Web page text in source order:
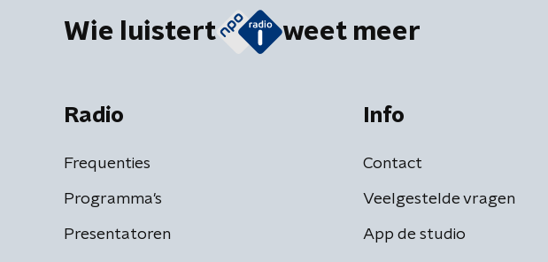
Wie luistert weet meer
Radio
Frequenties
Programma's
Presentatoren
Info
Contact
Veelgestelde vragen
App de studio